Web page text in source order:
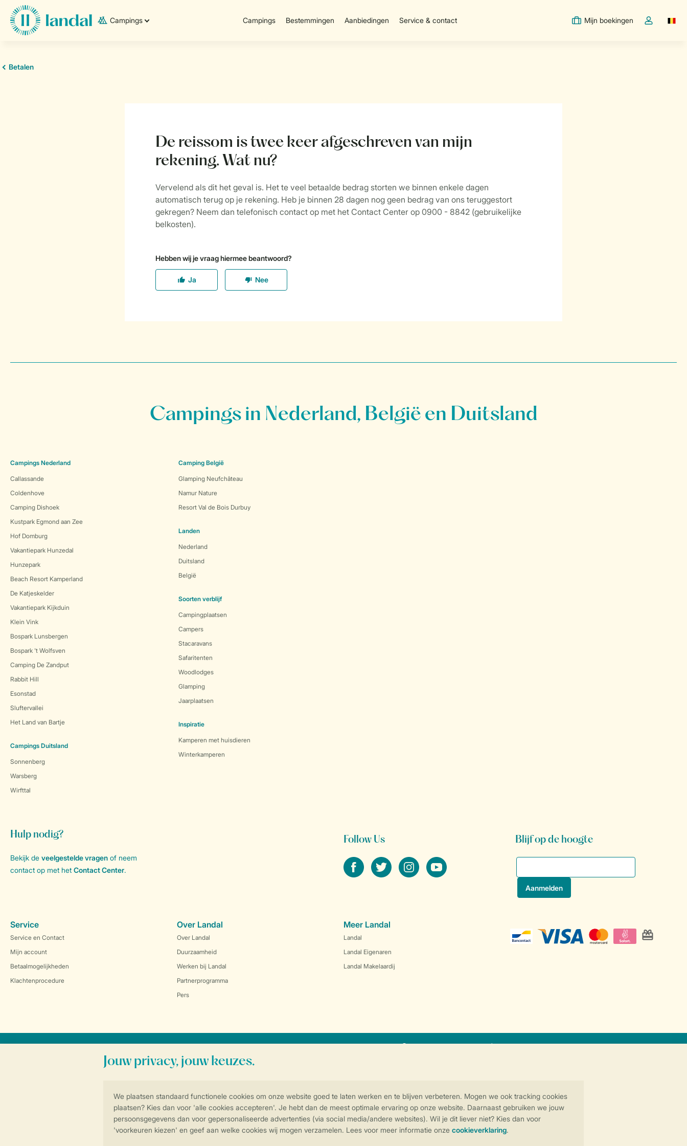
Campings Campings Bestemmingen Aanbiedingen Service & contact Mijn boekingen
Open de
Instellingen wijzigen
Campings in Nederland, België en Duitsland
Campings Nederland
Callassande
Coldenhove
Camping Dishoek
Kustpark Egmond aan Zee
Hof Domburg
Vakantiepark Hunzedal
Hunzepark
Beach Resort Kamperland
De Katjeskelder
Vakantiepark Kijkduin
Klein Vink
Bospark Lunsbergen
Bospark 't Wolfsven
Camping De Zandput
Rabbit Hill
Esonstad
Sluftervallei
Het Land van Bartje
Campings Duitsland
Sonnenberg
Warsberg
Wirfttal
Camping België
Glamping Neufchâteau
Namur Nature
Resort Val de Bois Durbuy
Landen
Nederland
Duitsland
België
Soorten verblijf
Campingplaatsen
Campers
Stacaravans
Safaritenten
Woodlodges
Glamping
Jaarplaatsen
Inspiratie
Kamperen met huisdieren
Winterkamperen
Hulp nodig?
Bekijk de veelgestelde vragen of neem
contact op met het Contact Center.
Follow Us
facebooktwitter instagramyoutube
Blijf op de hoogte
Service
Service en Contact
Mijn account
Betaalmogelijkheden
Klachtenprocedure
Over Landal
Over Landal
Duurzaamheid
Werken bij Landal
Partnerprogramma
Pers
Meer Landal
Landal
Landal Eigenaren
Landal Makelaardij